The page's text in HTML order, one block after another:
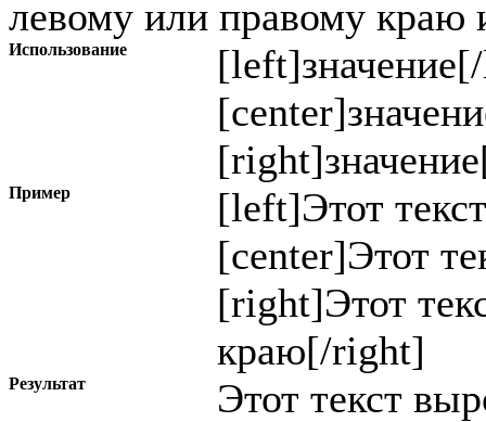
левому или правому краю
Использование [left]значение
[center]
[right]значение
Пример
[left]Этот
[center]Этот
[right]Этот
краю[/right]
Результат
Этот текст